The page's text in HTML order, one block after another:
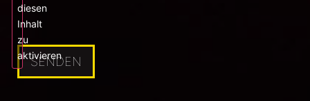
diesen
Inhalt
zu
aktivieren